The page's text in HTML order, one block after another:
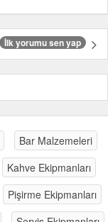
İlk yorumu sen yap
Bar Malzemeleri
Kahve Ekipmanları
Pişirme Ekipmanları